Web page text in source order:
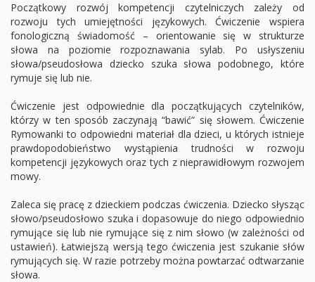
Początkowy rozwój kompetencji czytelniczych zależy od
rozwoju tych umiejętności językowych. Ćwiczenie wspiera
fonologiczną świadomość – orientowanie się w strukturze
słowa na poziomie rozpoznawania sylab. Po usłyszeniu
słowa/pseudosłowa dziecko szuka słowa podobnego, które
rymuje się lub nie.
Ćwiczenie jest odpowiednie dla początkujących czytelników,
którzy w ten sposób zaczynają “bawić” się słowem. Ćwiczenie
Rymowanki to odpowiedni materiał dla dzieci, u których istnieje
prawdopodobieństwo wystąpienia trudności w rozwoju
kompetencji językowych oraz tych z nieprawidłowym rozwojem
mowy.
Zaleca się pracę z dzieckiem podczas ćwiczenia. Dziecko słysząc
słowo/pseudosłowo szuka i dopasowuje do niego odpowiednio
rymujące się lub nie rymujące się z nim słowo (w zależności od
ustawień). Łatwiejszą wersją tego ćwiczenia jest szukanie słów
rymujących się. W razie potrzeby można powtarzać odtwarzanie
słowa.